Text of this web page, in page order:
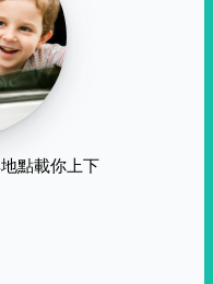
點載你上下